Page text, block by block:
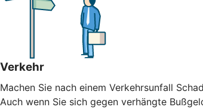
Verkehr
Machen Sie nach einem Verkehrsunfall
Auch wenn Sie sich gegen verhängte